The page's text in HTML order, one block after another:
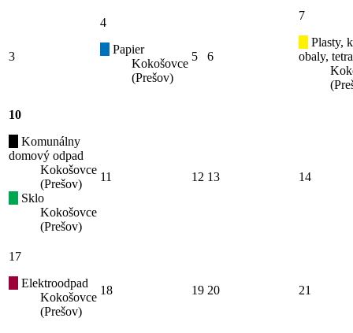
3
4
Papier
Kokošovce
(Prešov)
5 6
7
Plasty,
obaly,
10
Komunálny
domový odpad
Kokošovce
(Prešov)
Sklo
Kokošovce
(Prešov)
11 12 13 14
17
Elektroodpad
Kokošovce
(Prešov)
18 19 20 21